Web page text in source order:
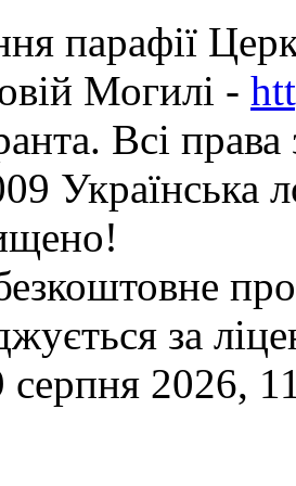
парафії
Могилі -
Всі
Українська
за
серпня 2026,